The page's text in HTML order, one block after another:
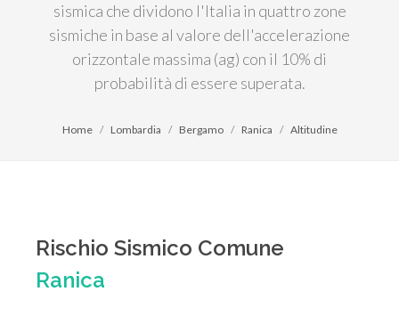
sismica che dividono l'Italia in quattro zone
sismiche in base al valore dell'accelerazione
orizzontale massima (ag) con il 10% di
probabilità di essere superata.
Home Lombardia Bergamo Ranica Altitudine
Rischio Sismico Comune
Ranica